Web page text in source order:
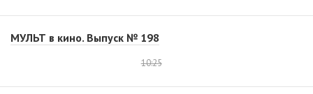
МУЛЬТ в кино. Выпуск № 198
10:25